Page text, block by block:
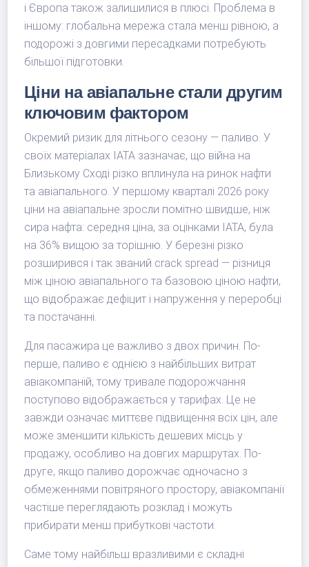
і Європа також залишилися в плюсі. Проблема в
іншому: глобальна мережа стала менш рівною, а
подорожі з довгими пересадками потребують
більшої підготовки.
Ціни на авіапальне стали другим
ключовим фактором
Окремий ризик для літнього сезону — паливо. У
своїх матеріалах IATA зазначає, що війна на
Близькому Сході різко вплинула на ринок нафти
та авіапального. У першому кварталі 2026 року
ціни на авіапальне зросли помітно швидше, ніж
сира нафта: середня ціна, за оцінками IATA, була
на 36% вищою за торішню. У березні різко
розширився і так званий crack spread — різниця
між ціною авіапального та базовою ціною нафти,
що відображає дефіцит і напруження у переробці
та постачанні.
Для пасажира це важливо з двох причин. По-
перше, паливо є однією з найбільших витрат
авіакомпаній, тому тривале подорожчання
поступово відображається у тарифах. Це не
завжди означає миттєве підвищення всіх цін, але
може зменшити кількість дешевих місць у
продажу, особливо на довгих маршрутах. По-
друге, якщо паливо дорожчає одночасно з
обмеженнями повітряного простору, авіакомпанії
частіше переглядають розклад і можуть
прибирати менш прибуткові частоти.
Саме тому найбільш вразливими є складні